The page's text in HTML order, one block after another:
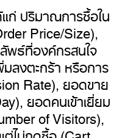
ก่ ปริมาณการซื้อใน
Price/Size),
พธ์ที่องค์กรสนใจ
ลงตะกร้า หรือการ
Rate), ยอดขาย
ยอดคนเข้าเยี่ยม
of Visitors),
ต่ไม่กดซื้อ (Cart